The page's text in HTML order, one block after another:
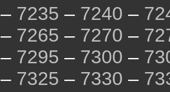
– 7235 – 7240 –
– 7265 – 7270 –
– 7295 – 7300 –
– 7325 – 7330 –